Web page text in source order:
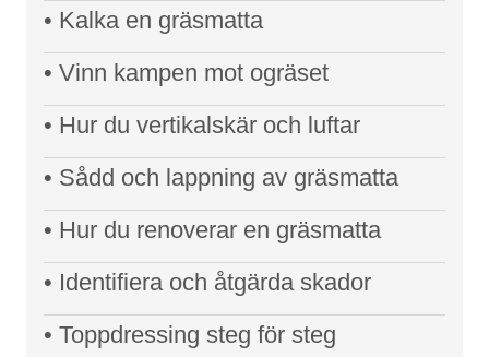
• Kalka en gräsmatta
• Vinn kampen mot ogräset
• Hur du vertikalskär och luftar
• Sådd och lappning av gräsmatta
• Hur du renoverar en gräsmatta
• Identifiera och åtgärda skador
• Toppdressing steg för steg